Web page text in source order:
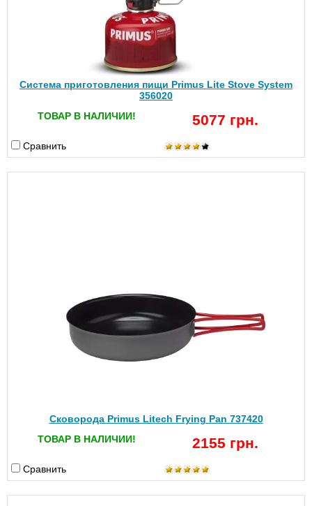
Система приготовления пищи Primus Lite Stove System
356020
ТОВАР В НАЛИЧИИ!
5077 грн.
Сравнить
Сковорода Primus Litech Frying Pan 737420
ТОВАР В НАЛИЧИИ!
2155 грн.
Сравнить